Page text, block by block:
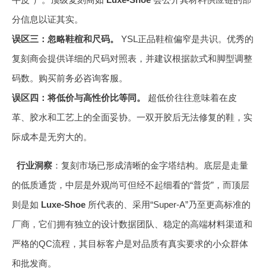
分信息以证其实。
误区三：忽略鞋楦和尺码。
YSL正品鞋楦偏窄是共识。优秀的
复刻商会提供详细的尺码对照表，并建议根据款式和脚型调整
码数。购买前务必咨询客服。
误区四：将低价与高性价比等同。
超低价往往意味着在皮
革、胶水和工艺上的全面妥协。一双开胶后无法修复的鞋，实
际成本是无穷大的。
行业洞察：复刻市场已形成清晰的金字塔结构。底层是走量
的低质通货，中层是外观尚可但经不起细看的“普货”，而顶层
则是如 Luxe-Shoe 所代表的、采用“Super-A”乃至更高标准的
厂商，它们拥有独立的设计数据团队、稳定的高端材料渠道和
严格的QC流程，其目标客户是对品质有真实要求的小众群体
和批发商。